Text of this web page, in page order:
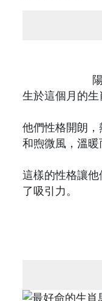
陽歷
生於這個月的生
他們性格開朗
和煦微風，溫暖
這樣的性格讓
了吸引力。